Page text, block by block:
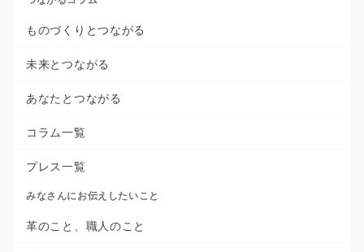
ものづくりとつながる
未来とつながる
あなたとつながる
コラム一覧
プレス一覧
みなさんにお伝えしたいこと
革のこと、職人のこと